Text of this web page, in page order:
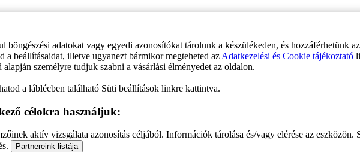
böngészési adatokat vagy egyedi azonosítókat tárolunk a készülékeden, és hozzáférhetünk
a beállításaidat, illetve ugyanezt bármikor megteheted az Adatkezelési és Cookie tájékoztató
személyre tudjuk szabni a vásárlási élményedet az oldalon.
a láblécben található Süti beállítások linkre kattintva.
célokra használjuk:
aktív vizsgálata azonosítás céljából. Információk tárolása és/vagy elérése az eszközön.
Partnereink listája